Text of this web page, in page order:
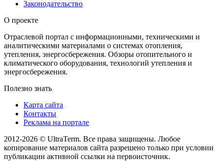
Законодательство
О проекте
Отраслевой портал с информационными, техническими и
аналитическими материалами о системах отопления,
утепления, энергосбережения. Обзоры отопительного и
климатического оборудования, технологий утепления и
энергосбережения.
Полезно знать
Карта сайта
Контакты
Реклама на портале
2012-2026 © UltraTerm. Все права защищены. Любое
копирование материалов сайта разрешено только при условии
публикации активной ссылки на первоисточник.